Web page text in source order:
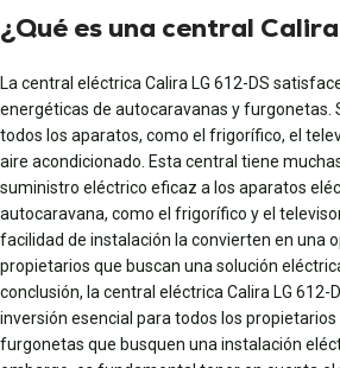
¿Qué es una central
La central eléctrica Calira LG 612-DS
energéticas de autocaravanas y furgonetas.
todos los aparatos, como el frigorífico, el
aire acondicionado. Esta central tiene
suministro eléctrico eficaz a los aparatos
autocaravana, como el frigorífico y el
facilidad de instalación la convierten en una
propietarios que buscan una solución
conclusión, la central eléctrica Calira LG 612-
inversión esencial para todos los
furgonetas que busquen una instalación